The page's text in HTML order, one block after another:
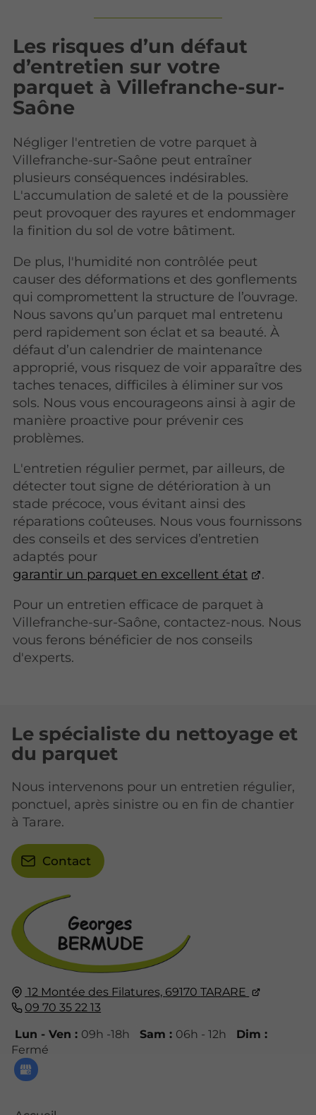
Les risques d’un défaut
d’entretien sur votre
parquet à Villefranche-sur-
Saône
Négliger l'entretien de votre parquet à
Villefranche-sur-Saône peut entraîner
plusieurs conséquences indésirables.
L'accumulation de saleté et de la poussière
peut provoquer des rayures et endommager
la finition du sol de votre bâtiment.
De plus, l'humidité non contrôlée peut
causer des déformations et des gonflements
qui compromettent la structure de l’ouvrage.
Nous savons qu’un parquet mal entretenu
perd rapidement son éclat et sa beauté. À
défaut d’un calendrier de maintenance
approprié, vous risquez de voir apparaître des
taches tenaces, difficiles à éliminer sur vos
sols. Nous vous encourageons ainsi à agir de
manière proactive pour prévenir ces
problèmes.
L'entretien régulier permet, par ailleurs, de
détecter tout signe de détérioration à un
stade précoce, vous évitant ainsi des
réparations coûteuses. Nous vous fournissons
des conseils et des services d’entretien
adaptés pour
garantir un parquet en excellent état
.
Pour un entretien efficace de parquet à
Villefranche-sur-Saône, contactez-nous. Nous
vous ferons bénéficier de nos conseils
d'experts.
12 Montée des Filatures, 69170 TARARE
09 70 35 22 13
Lun - Ven : 09h -18h Sam : 06h - 12h
Dim :
Fermé
Le spécialiste du nettoyage et
du parquet
Nous intervenons pour un entretien régulier,
ponctuel, après sinistre ou en fin de chantier
à Tarare.
Contact